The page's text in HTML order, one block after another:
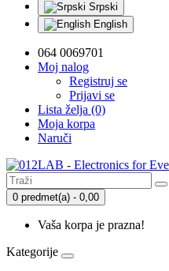
Srpski
English
064 0069701
Moj nalog
Registruj se
Prijavi se
Lista želja (0)
Moja korpa
Naruči
0 predmet(a) - 0,00
Vaša korpa je prazna!
Kategorije